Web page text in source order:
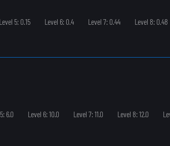
Level 5: 0.15 Level 6: 0.4 Level 7: 0.44 Level 8: 0.48
6.0 Level 6: 10.0 Level 7: 11.0 Level 8: 12.0